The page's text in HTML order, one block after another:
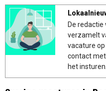
De redactie
verzamelt
vacature
contact
het insturen.